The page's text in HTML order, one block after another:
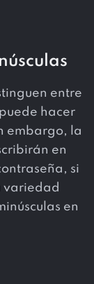
entre
hacer
embargo, la
en
si
variedad
en